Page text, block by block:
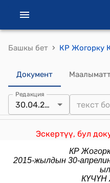
Башкы бет ›
Документ
Редакция
30.04.2015
Эскертүү, бул